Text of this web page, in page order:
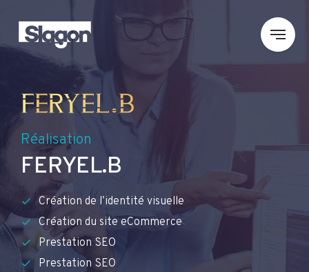
Réalisation
FERYEL.B
Création de l’identité visuelle
Création du site eCommerce
Prestation SEO
Prestation SEO